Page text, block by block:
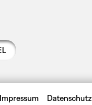
Impressum Datenschutz